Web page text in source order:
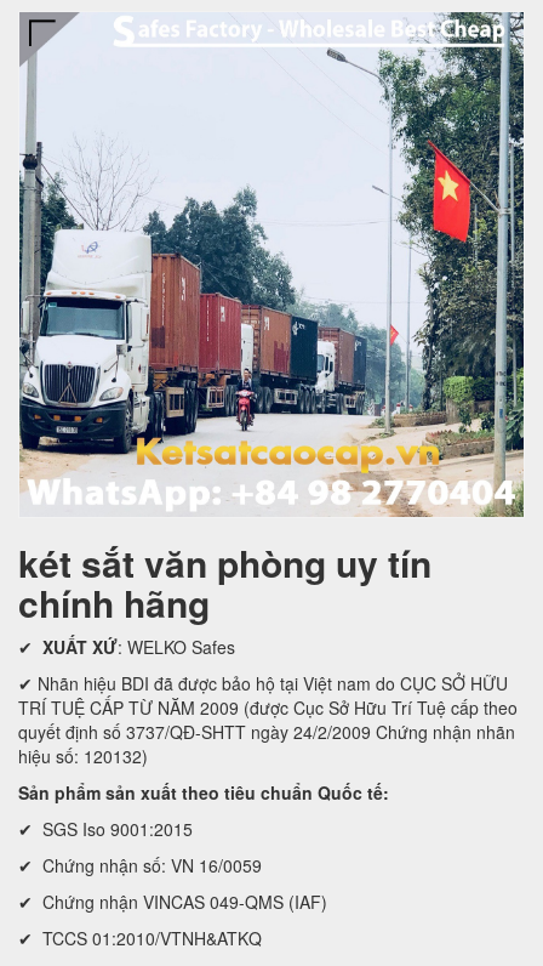
két sắt văn phòng uy tín
chính hãng
✔ XUẤT XỨ: WELKO Safes
✔ Nhãn hiệu BDI đã được bảo hộ tại Việt nam do CỤC SỞ HỮU
TRÍ TUỆ CẤP TỪ NĂM 2009 (được Cục Sở Hữu Trí Tuệ cấp theo
quyết định số 3737/QĐ-SHTT ngày 24/2/2009 Chứng nhận nhãn
hiệu số: 120132)
Sản phẩm sản xuất theo tiêu chuẩn Quốc tế:
✔ SGS Iso 9001:2015
✔ Chứng nhận số: VN 16/0059
✔ Chứng nhận VINCAS 049-QMS (IAF)
✔ TCCS 01:2010/VTNH&ATKQ